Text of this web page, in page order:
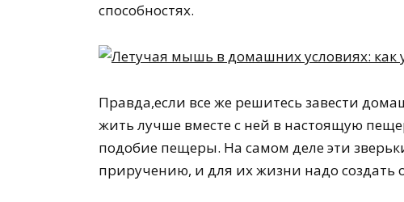
способностях.
Правда,если все же решитесь завести
жить лучше вместе с ней в настоящую
подобие пещеры. На самом деле эти
приручению, и для их жизни надо создать